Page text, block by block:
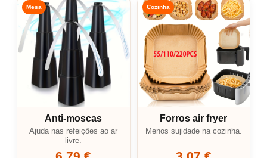
Mesa
Anti-moscas
Ajuda nas refeições ao ar
livre.
Cozinha
Forros air fryer
Menos sujidade na cozinha.